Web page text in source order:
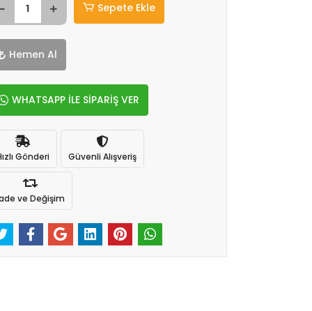
Sepete Ekle
Hemen Al
WHATSAPP İLE SİPARİŞ VER
Gönderi Güvenli Alışveriş
ve Değişim